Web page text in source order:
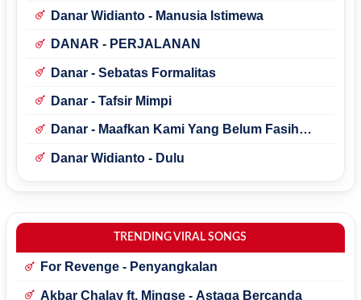
Danar Widianto - Manusia Istimewa
DANAR - PERJALANAN
Danar - Sebatas Formalitas
Danar - Tafsir Mimpi
Danar - Maafkan Kami Yang Belum Fasih
Danar Widianto - Dulu
TRENDING VIRAL SONGS
For Revenge - Penyangkalan
Akbar Chalay ft. Mingse - Astaga Bercanda